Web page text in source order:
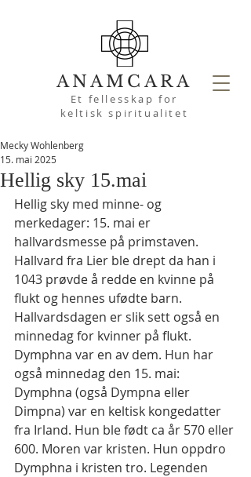
ANAMCARA
Et fellesskap for
keltisk spiritualitet
Hellig sky 15.mai
Mecky Wohlenberg
15. mai 2025
Hellig sky med minne- og
merkedager: 15. mai er
hallvardsmesse på primstaven.
Hallvard fra Lier ble drept da han i
1043 prøvde å redde en kvinne på
flukt og hennes ufødte barn.
Hallvardsdagen er slik sett også en
minnedag for kvinner på flukt.
Dymphna var en av dem. Hun har
også minnedag den 15. mai:
Dymphna (også Dympna eller
Dimpna) var en keltisk kongedatter
fra Irland. Hun ble født ca år 570 eller
600. Moren var kristen. Hun oppdro
Dymphna i kristen tro. Legenden